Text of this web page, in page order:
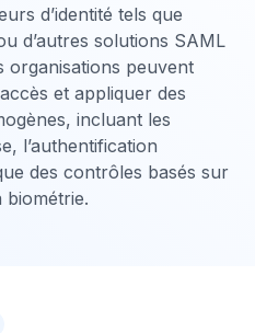
d’identité tels que
d’autres solutions SAML
organisations peuvent
et appliquer des
incluant les
l’authentification
des contrôles basés sur
biométrie.